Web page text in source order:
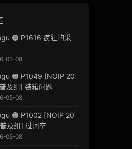
🟠 P1616 疯狂的采
05-08
🟠 P1049 [NOIP 20
及组] 装箱问题
05-08
🟠 P1002 [NOIP 20
及组] 过河卒
05-08